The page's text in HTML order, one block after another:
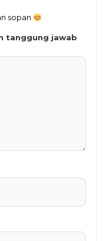
sopan
tanggung jawab